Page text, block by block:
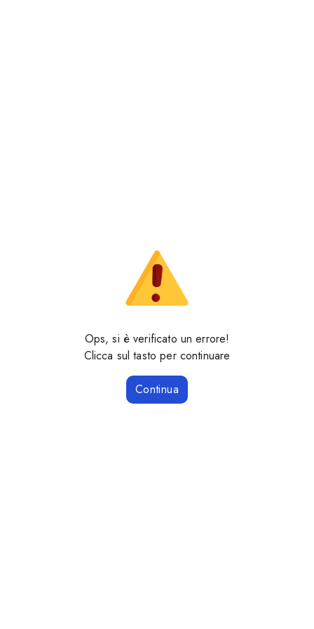
Ops, si è verificato un errore!
Clicca sul tasto per continuare
Continua